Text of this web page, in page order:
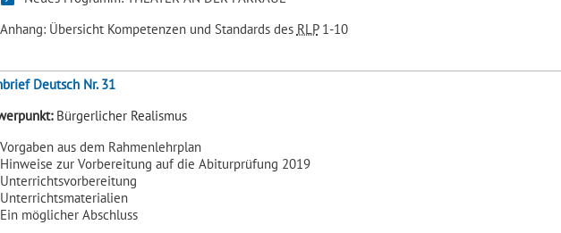
Anhang: Übersicht Kompetenzen und Standards des RLP1-10
Deutsch Nr. 31
Bürgerlicher Realismus
Vorgaben aus dem Rahmenlehrplan
Hinweise zur Vorbereitung auf die Abiturprüfung 2019
Unterrichtsvorbereitung
Unterrichtsmaterialien
Ein möglicher Abschluss